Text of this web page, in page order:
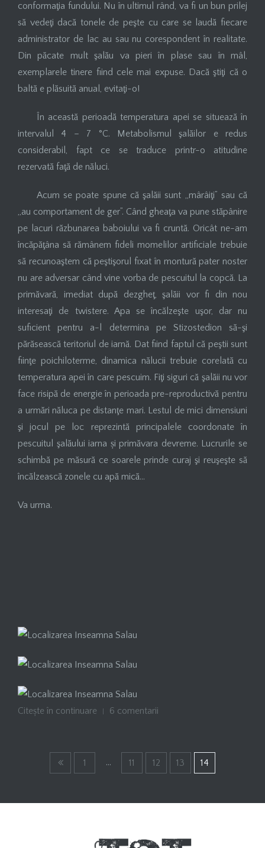
conformaţia fundului. Nu în ultimul rând, va fi un bun prilej
să vedeţi dacă tonele de peşte cu care se laudă fiecare
administrator de lac au sau nu corespondent în realitate.
Din păcate mult şalău va pieri în plase sau în mâl,
exemplarele tinere fiind cele mai expuse. Dacă ştiţi că o
baltă e plăsuită anual, evitaţi-o!
În această perioadă temperatura apei se situează în
intervalul 4 – 7 °C. Metabolismul şalăilor e redus
considerabil, fapt ce se traduce printr-o atitudine
rezervată faţă de năluci.
Acum se poate spune că şalăii sunt „mârâiţi” sau că
„au comportament de ger”. Când gheaţa va pune stăpânire
pe lacuri răzbunarea baboiului va fi cruntă. Oricât ne-am
încăpăţâna să rămânem fideli momelilor artificiale trebuie
să recunoaştem că peştişorul fixat în montură pater noster
nu are adversar când vine vorba de pescuitul la copcă. La
primăvară, imediat după dezgheţ, şalăii vor fi din nou
interesaţi de twistere. Apa se încălzeşte uşor, dar nu
suficient pentru a-l determina pe Stizostedion să-şi
părăsească teritoriul de iarnă. Dat fiind faptul că peştii sunt
fiinţe poichiloterme, dinamica nălucii trebuie corelată cu
temperatura apei în care pescuim. Fiţi siguri că şalăii nu vor
face risipă de energie în perioada pre-reproductivă pentru
a urmări năluca pe distanţe mari. Lestul de mici dimensiuni
şi jocul pe loc reprezintă principalele coordonate în
pescuitul şalăului iarna și primăvara devreme. Lucrurile se
schimbă pe măsură ce soarele prinde curaj şi reuşeşte să
încălzească zonele cu apă mică…
Va urma.
Citește în continuare 6 comentarii
1 ... 11 12 13 14